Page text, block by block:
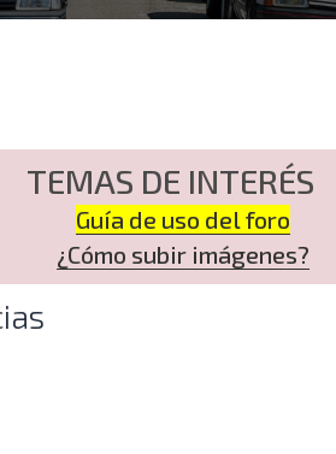
TEMAS DE INTERÉS
Guía de uso del foro
¿Cómo subir imágenes?